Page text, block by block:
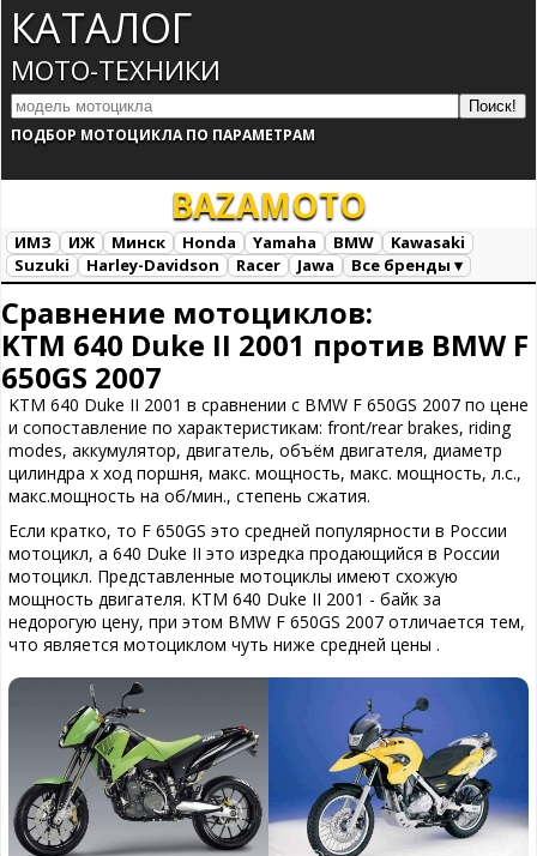
КАТАЛОГ
МОТО-ТЕХНИКИ
ПОДБОР МОТОЦИКЛА ПО ПАРАМЕТРАМ
BAZAMOTO
ИМЗ ИЖ Минск Honda Yamaha BMW
Kawasaki
Suzuki
Harley-Davidson Racer Jawa
Все бренды ▾
Сравнение мотоциклов:
KTM 640 Duke II 2001 против BMW F
650GS 2007
KTM 640 Duke II 2001 в сравнении с BMW F 650GS 2007 по цене
и сопоставление по характеристикам: front/rear brakes, riding
modes, аккумулятор, двигатель, объём двигателя, диаметр
цилиндра х ход поршня, макс. мощность, макс. мощность, л.с.,
макс.мощность на об/мин., степень сжатия.
Если кратко, то F 650GS это средней популярности в России
мотоцикл, а 640 Duke II это изредка продающийся в России
мотоцикл. Представленные мотоциклы имеют схожую
мощность двигателя. KTM 640 Duke II 2001 - байк за
недорогую цену, при этом BMW F 650GS 2007 отличается тем,
что является мотоциклом чуть ниже средней цены .